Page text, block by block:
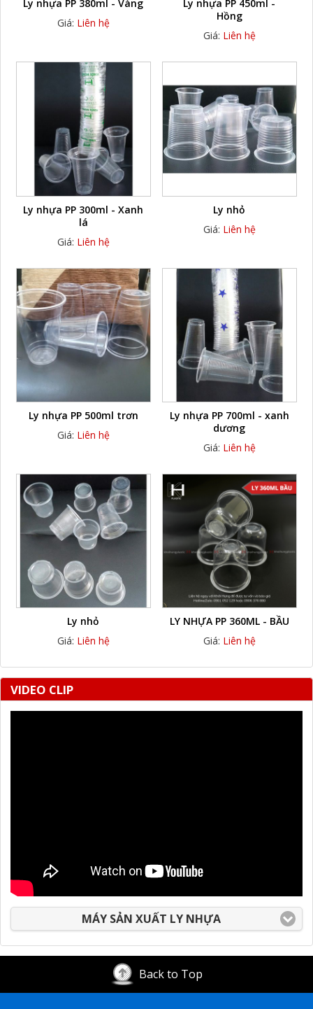
Ly nhựa PP 380ml - Vàng
Giá: Liên hệ
Ly nhựa PP 450ml -
Hồng
Giá: Liên hệ
Ly nhựa PP 300ml - Xanh
lá
Giá: Liên hệ
Ly nhỏ
Giá: Liên hệ
Ly nhựa PP 500ml trơn
Giá: Liên hệ
Ly nhựa PP 700ml - xanh
dương
Giá: Liên hệ
Ly nhỏ
Giá: Liên hệ
LY NHỰA PP 360ML - BẦU
Giá: Liên hệ
VIDEO CLIP
MÁY SẢN XUẤT LY NHỰA
Back to Top